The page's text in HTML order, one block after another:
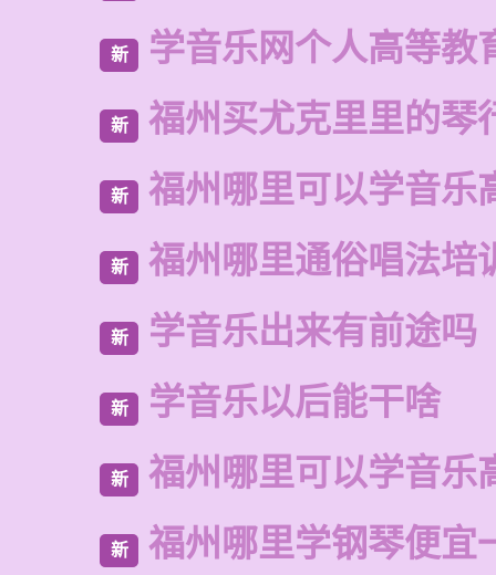
新 学音乐网个人高等教
新 福州买尤克里里的琴
新 福州哪里可以学音乐
新 福州哪里通俗唱法培
新 学音乐出来有前途吗
新 学音乐以后能干啥
新 福州哪里可以学音乐
新 福州哪里学钢琴便宜